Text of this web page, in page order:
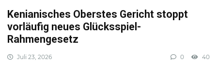
Kenianisches Oberstes Gericht stoppt
vorläufig neues Glücksspiel-
Rahmengesetz
Juli 23, 2026 0 40